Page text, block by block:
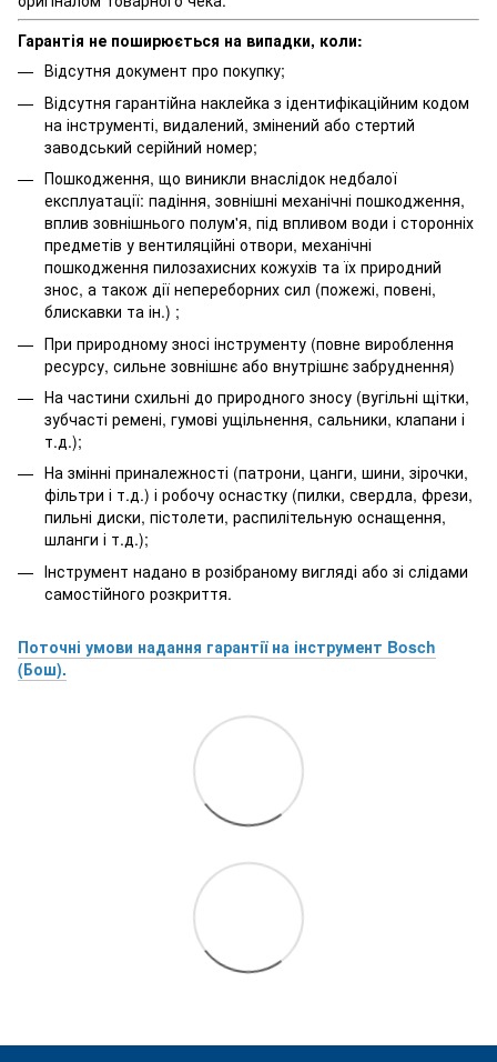
Гарантія не поширюється на випадки, коли:
Відсутня документ про покупку;
Відсутня гарантійна наклейка з ідентифікаційним кодом
на інструменті, видалений, змінений або стертий
заводський серійний номер;
Пошкодження, що виникли внаслідок недбалої
експлуатації: падіння, зовнішні механічні пошкодження,
вплив зовнішнього полум'я, під впливом води і сторонніх
предметів у вентиляційні отвори, механічні
пошкодження пилозахисних кожухів та їх природний
знос, а також дії непереборних сил (пожежі, повені,
блискавки та ін.) ;
При природному зносі інструменту (повне вироблення
ресурсу, сильне зовнішнє або внутрішнє забруднення)
На частини схильні до природного зносу (вугільні щітки,
зубчасті ремені, гумові ущільнення, сальники, клапани і
т.д.);
На змінні приналежності (патрони, цанги, шини, зірочки,
фільтри і т.д.) і робочу оснастку (пилки, свердла, фрези,
пильні диски, пістолети, распилітельную оснащення,
шланги і т.д.);
Інструмент надано в розібраному вигляді або зі слідами
самостійного розкриття.
Поточні умови надання гарантії на інструмент Bosch
(Бош).